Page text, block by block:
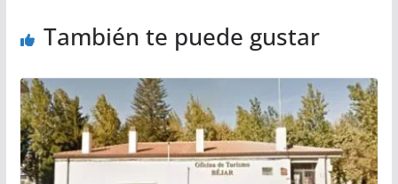
También te puede gustar